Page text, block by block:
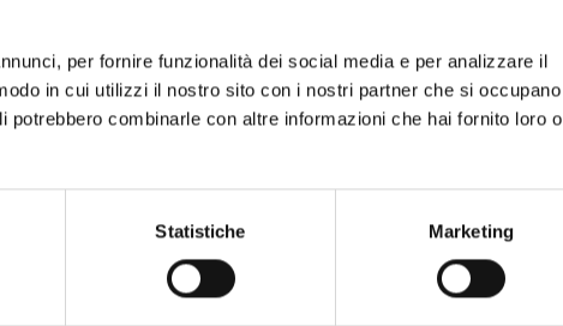
per fornire funzionalità dei social media e per analizzare il
in cui utilizzi il nostro sito con i nostri partner che si occupano
combinarle con altre informazioni che hai fornito loro o
Statistiche Marketing
39021Coldrano - Laces
info@kraeuterschloessl.it
www.kraeuterschloessl.it